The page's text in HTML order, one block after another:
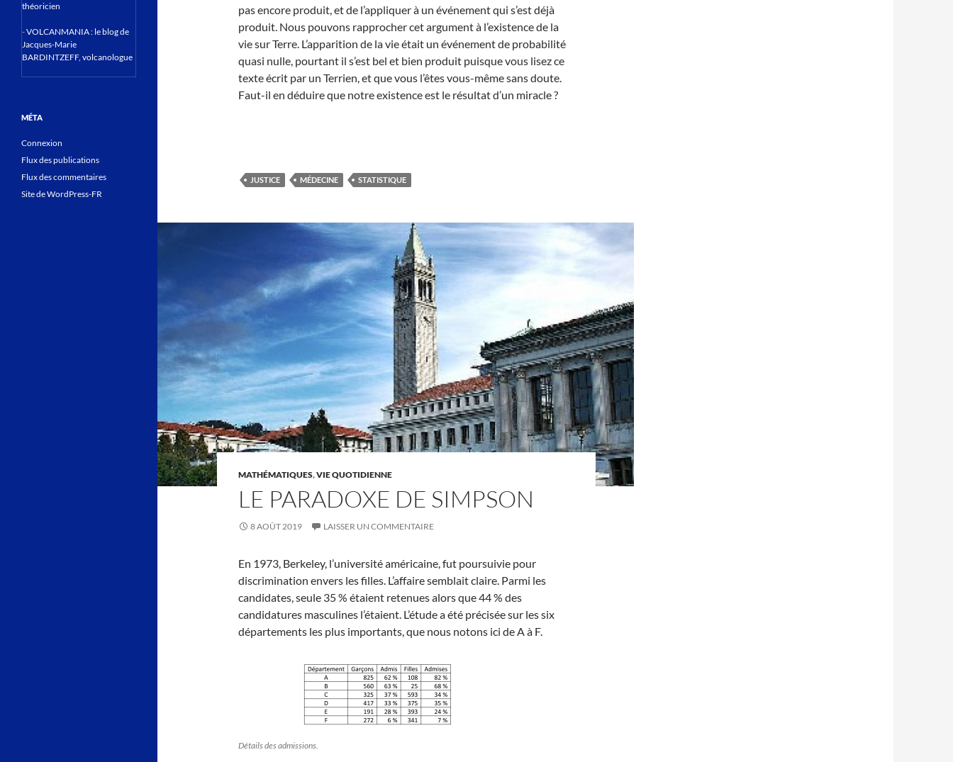
pas encore produit, et de l’appliquer à un événement qui s’est déjà
produit. Nous pouvons rapprocher cet argument à l’existence de la
vie sur Terre. L’apparition de la vie était un événement de probabilité
quasi nulle, pourtant il s’est bel et bien produit puisque vous lisez ce
texte écrit par un Terrien, et que vous l’êtes vous-même sans doute.
Faut-il en déduire que notre existence est le résultat d’un miracle ?
JUSTICE MÉDECINE STATISTIQUE
MATHÉMATIQUES,VIE QUOTIDIENNE
LE PARADOXE DE SIMPSON
8 AOÛT 2019 LAISSER UN COMMENTAIRE
En 1973, Berkeley, l’université américaine, fut poursuivie pour
discrimination envers les filles. L’affaire semblait claire. Parmi les
candidates, seule 35 % étaient retenues alors que 44 % des
candidatures masculines l’étaient. L’étude a été précisée sur les six
départements les plus importants, que nous notons ici de A à F.
Détails des admissions.
théoricien
-VOLCANMANIA : le blog de
Jacques-Marie
BARDINTZEFF, volcanologue
MÉTA
Connexion
Flux des publications
Flux des commentaires
Site de WordPress-FR